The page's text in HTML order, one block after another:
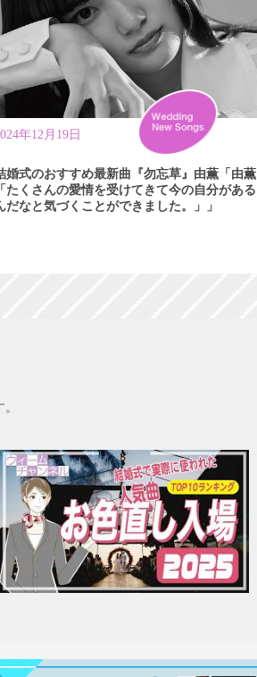
年12月19日
婚式のおすすめ最新曲『勿忘草』由薫「由薫
「たくさんの愛情を受けてきて今の自分がある
だなと気づくことができました。」」